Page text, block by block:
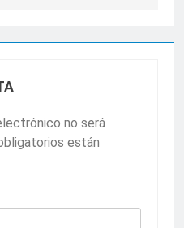
no será
están